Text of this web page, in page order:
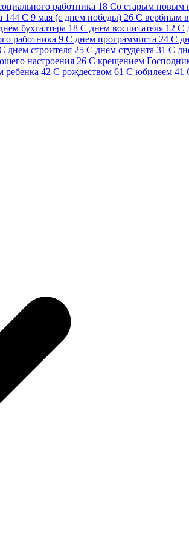
работника 18 Cо старым новым
144 С 9 мая (с днем победы) 26 С вербным
бухгалтера 18 С днем воспитателя 12 С
работника 9 С днем программиста 24 С
днем строителя 25 С днем студента 31 С
настроения 26 С крещением
ребенка 42 С рождеством 61 С юбилеем 41